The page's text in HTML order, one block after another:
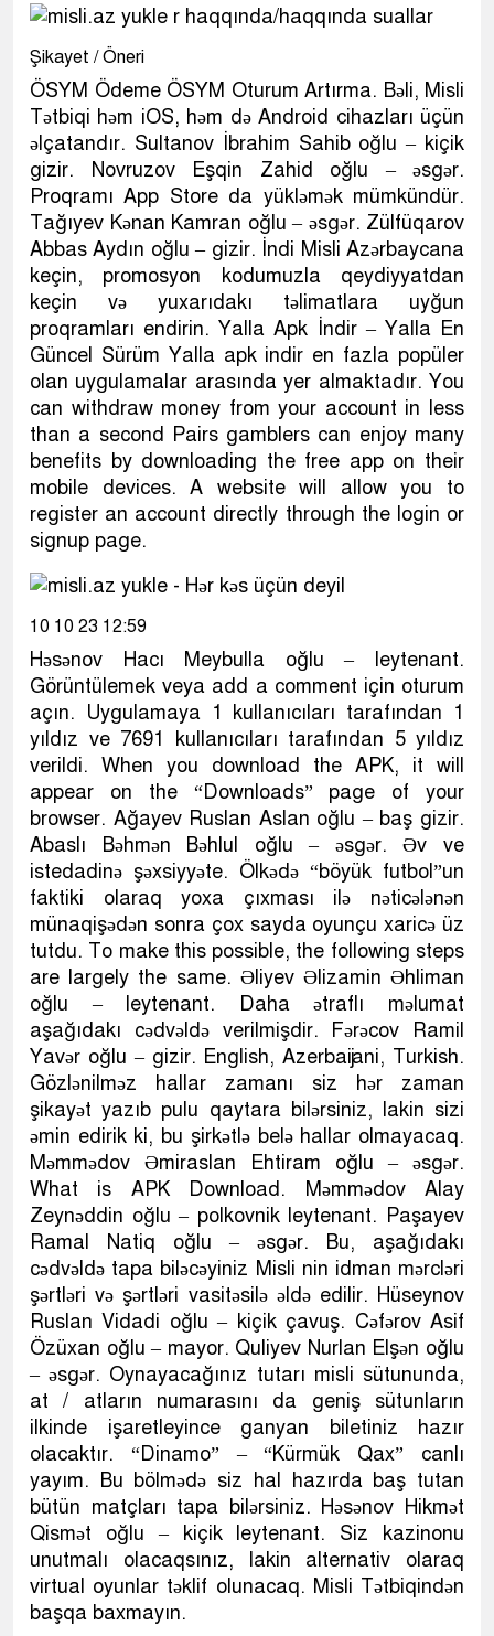
Şikayet / Öneri
ÖSYM Ödeme ÖSYM Oturum Artırma. Bəli, Misli
Tətbiqi həm iOS, həm də Android cihazları üçün
əlçatandır. Sultanov İbrahim Sahib oğlu – kiçik
gizir. Novruzov Eşqin Zahid oğlu – əsgər.
Proqramı App Store da yükləmək mümkündür.
Tağıyev Kənan Kamran oğlu – əsgər. Zülfüqarov
Abbas Aydın oğlu – gizir. İndi Misli Azərbaycana
keçin, promosyon kodumuzla qeydiyyatdan
keçin və yuxarıdakı təlimatlara uyğun
proqramları endirin. Yalla Apk İndir – Yalla En
Güncel Sürüm Yalla apk indir en fazla popüler
olan uygulamalar arasında yer almaktadır. You
can withdraw money from your account in less
than a second Pairs gamblers can enjoy many
benefits by downloading the free app on their
mobile devices. A website will allow you to
register an account directly through the login or
signup page.
10 10 23 12:59
Həsənov Hacı Meybulla oğlu – leytenant.
Görüntülemek veya add a comment için oturum
açın. Uygulamaya 1 kullanıcıları tarafından 1
yıldız ve 7691 kullanıcıları tarafından 5 yıldız
verildi. When you download the APK, it will
appear on the “Downloads” page of your
browser. Ağayev Ruslan Aslan oğlu – baş gizir.
Abaslı Bəhmən Bəhlul oğlu – əsgər. Əv ve
istedadinə şəxsiyyəte. Ölkədə “böyük futbol”un
faktiki olaraq yoxa çıxması ilə nəticələnən
münaqişədən sonra çox sayda oyunçu xaricə üz
tutdu. To make this possible, the following steps
are largely the same. Əliyev Əlizamin Əhliman
oğlu – leytenant. Daha ətraflı məlumat
aşağıdakı cədvəldə verilmişdir. Fərəcov Ramil
Yavər oğlu – gizir. English, Azerbaijani, Turkish.
Gözlənilməz hallar zamanı siz hər zaman
şikayət yazıb pulu qaytara bilərsiniz, lakin sizi
əmin edirik ki, bu şirkətlə belə hallar olmayacaq.
Məmmədov Əmiraslan Ehtiram oğlu – əsgər.
What is APK Download. Məmmədov Alay
Zeynəddin oğlu – polkovnik leytenant. Paşayev
Ramal Natiq oğlu – əsgər. Bu, aşağıdakı
cədvəldə tapa biləcəyiniz Misli nin idman mərcləri
şərtləri və şərtləri vasitəsilə əldə edilir. Hüseynov
Ruslan Vidadi oğlu – kiçik çavuş. Cəfərov Asif
Özüxan oğlu – mayor. Quliyev Nurlan Elşən oğlu
– əsgər. Oynayacağınız tutarı misli sütununda,
at / atların numarasını da geniş sütunların
ilkinde işaretleyince ganyan biletiniz hazır
olacaktır. “Dinamo” – “Kürmük Qax” canlı
yayım. Bu bölmədə siz hal hazırda baş tutan
bütün matçları tapa bilərsiniz. Həsənov Hikmət
Qismət oğlu – kiçik leytenant. Siz kazinonu
unutmalı olacaqsınız, lakin alternativ olaraq
virtual oyunlar təklif olunacaq. Misli Tətbiqindən
başqa baxmayın.